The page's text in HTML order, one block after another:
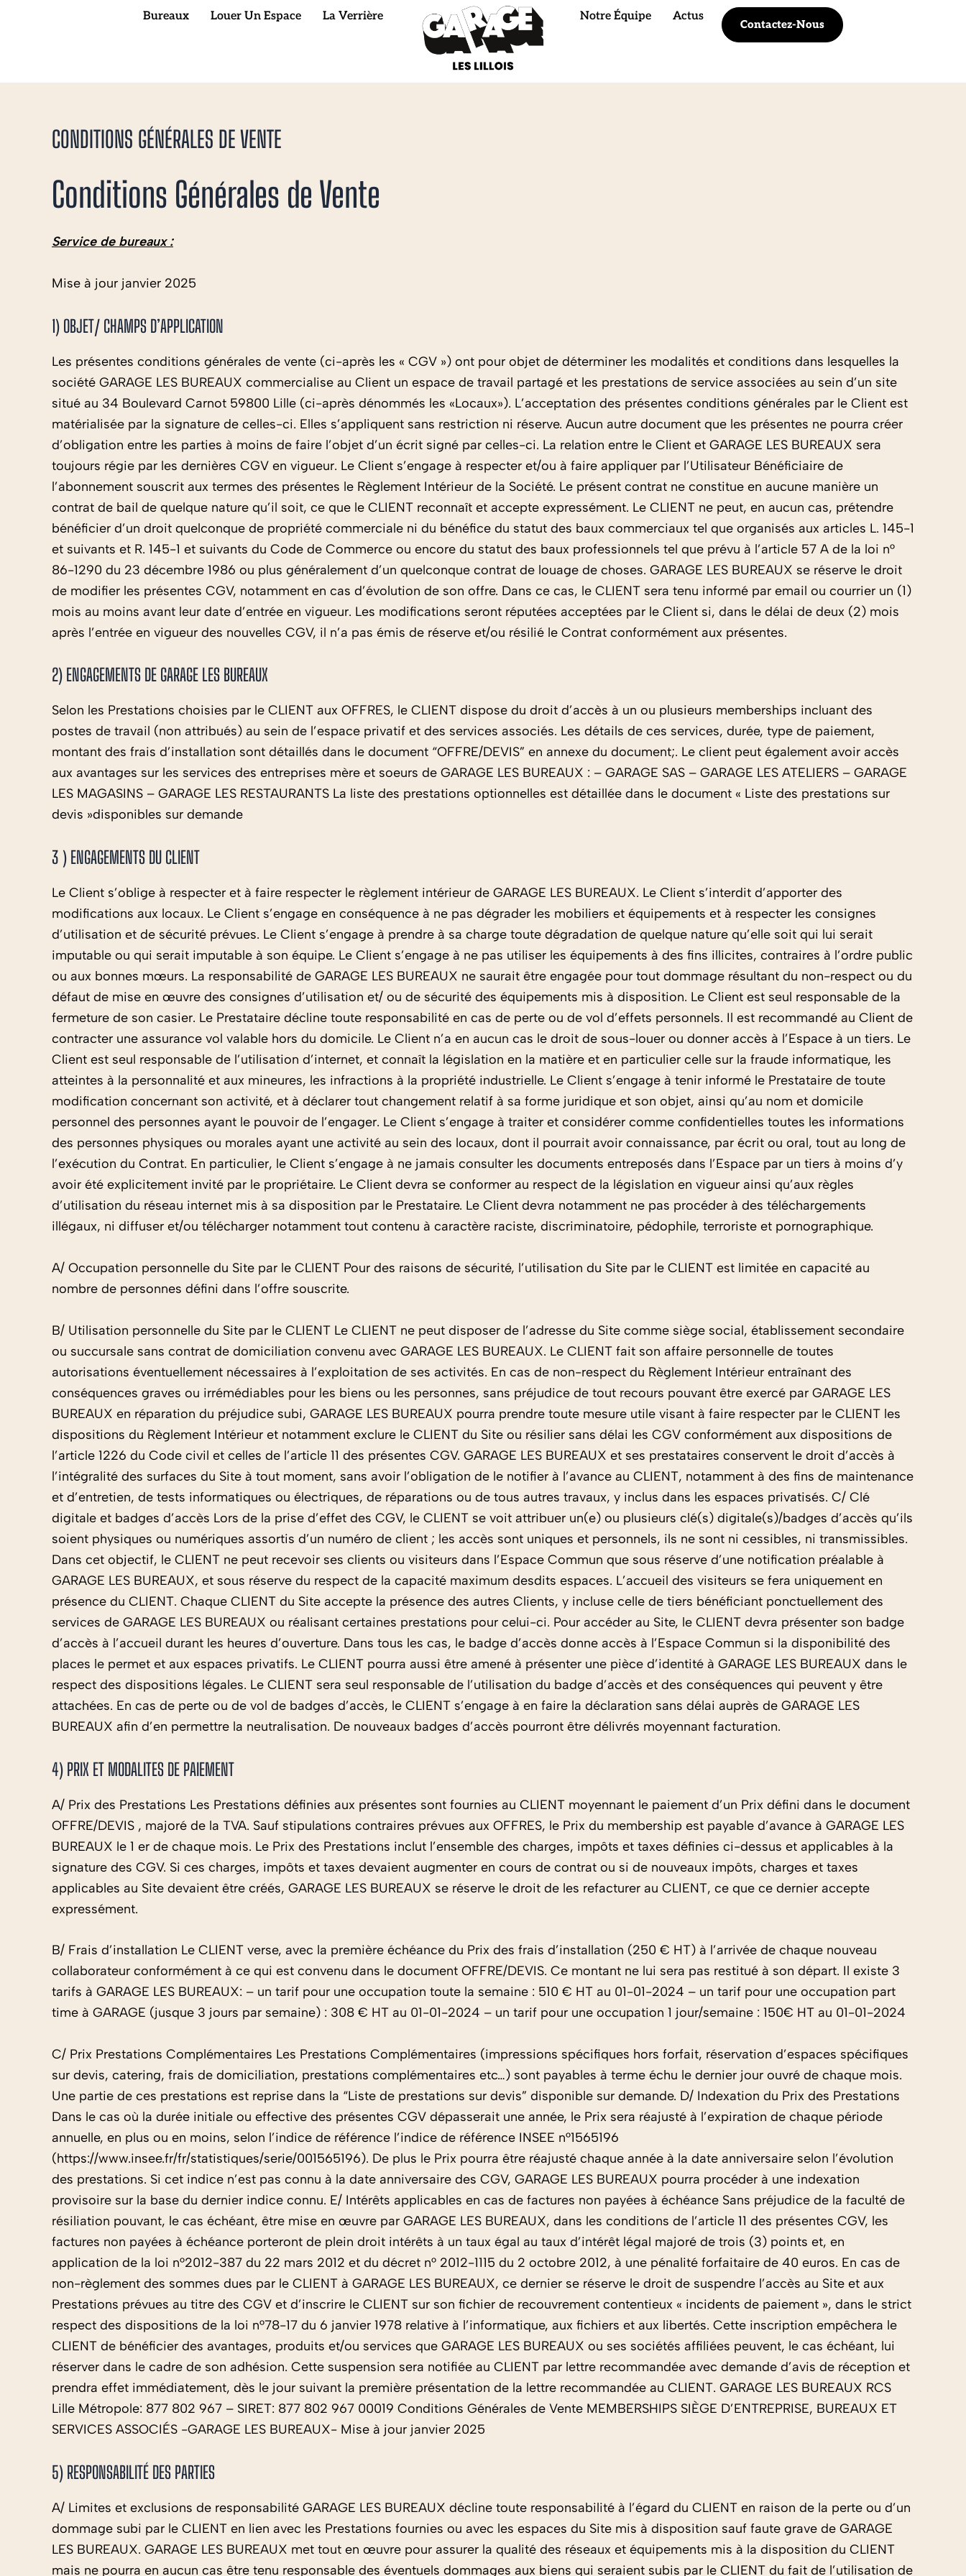
Bureaux Louer Un Espace La Verrière Notre Équipe Actus
Contactez-Nous
CONDITIONS GÉNÉRALES DE VENTE
Conditions Générales de Vente
Service de bureaux :
Mise à jour janvier 2025
1) OBJET/ CHAMPS D’APPLICATION
Les présentes conditions générales de vente (ci-après les « CGV ») ont pour objet de déterminer les modalités et conditions dans lesquelles la
société GARAGE LES BUREAUX commercialise au Client un espace de travail partagé et les prestations de service associées au sein d’un site
situé au 34 Boulevard Carnot 59800 Lille (ci-après dénommés les «Locaux»). L’acceptation des présentes conditions générales par le Client est
matérialisée par la signature de celles-ci. Elles s’appliquent sans restriction ni réserve. Aucun autre document que les présentes ne pourra créer
d’obligation entre les parties à moins de faire l’objet d’un écrit signé par celles-ci. La relation entre le Client et GARAGE LES BUREAUX sera
toujours régie par les dernières CGV en vigueur. Le Client s’engage à respecter et/ou à faire appliquer par l’Utilisateur Bénéficiaire de
l’abonnement souscrit aux termes des présentes le Règlement Intérieur de la Société. Le présent contrat ne constitue en aucune manière un
contrat de bail de quelque nature qu’il soit, ce que le CLIENT reconnaît et accepte expressément. Le CLIENT ne peut, en aucun cas, prétendre
bénéficier d’un droit quelconque de propriété commerciale ni du bénéfice du statut des baux commerciaux tel que organisés aux articles L. 145-1
et suivants et R. 145-1 et suivants du Code de Commerce ou encore du statut des baux professionnels tel que prévu à l’article 57 A de la loi n°
86-1290 du 23 décembre 1986 ou plus généralement d’un quelconque contrat de louage de choses. GARAGE LES BUREAUX se réserve le droit
de modifier les présentes CGV, notamment en cas d’évolution de son offre. Dans ce cas, le CLIENT sera tenu informé par email ou courrier un (1)
mois au moins avant leur date d’entrée en vigueur. Les modifications seront réputées acceptées par le Client si, dans le délai de deux (2) mois
après l’entrée en vigueur des nouvelles CGV, il n’a pas émis de réserve et/ou résilié le Contrat conformément aux présentes.
2) ENGAGEMENTS DE GARAGE LES BUREAUX
Selon les Prestations choisies par le CLIENT aux OFFRES, le CLIENT dispose du droit d’accès à un ou plusieurs memberships incluant des
postes de travail (non attribués) au sein de l’espace privatif et des services associés. Les détails de ces services, durée, type de paiement,
montant des frais d’installation sont détaillés dans le document “OFFRE/DEVIS” en annexe du document;. Le client peut également avoir accès
aux avantages sur les services des entreprises mère et soeurs de GARAGE LES BUREAUX : – GARAGE SAS – GARAGE LES ATELIERS – GARAGE
LES MAGASINS – GARAGE LES RESTAURANTS La liste des prestations optionnelles est détaillée dans le document « Liste des prestations sur
devis »disponibles sur demande
3 ) ENGAGEMENTS DU CLIENT
Le Client s’oblige à respecter et à faire respecter le règlement intérieur de GARAGE LES BUREAUX. Le Client s’interdit d’apporter des
modifications aux locaux. Le Client s’engage en conséquence à ne pas dégrader les mobiliers et équipements et à respecter les consignes
d’utilisation et de sécurité prévues. Le Client s’engage à prendre à sa charge toute dégradation de quelque nature qu’elle soit qui lui serait
imputable ou qui serait imputable à son équipe. Le Client s’engage à ne pas utiliser les équipements à des fins illicites, contraires à l’ordre public
ou aux bonnes mœurs. La responsabilité de GARAGE LES BUREAUX ne saurait être engagée pour tout dommage résultant du non-respect ou du
défaut de mise en œuvre des consignes d’utilisation et/ ou de sécurité des équipements mis à disposition. Le Client est seul responsable de la
fermeture de son casier. Le Prestataire décline toute responsabilité en cas de perte ou de vol d’effets personnels. Il est recommandé au Client de
contracter une assurance vol valable hors du domicile. Le Client n’a en aucun cas le droit de sous-louer ou donner accès à l’Espace à un tiers. Le
Client est seul responsable de l’utilisation d’internet, et connaît la législation en la matière et en particulier celle sur la fraude informatique, les
atteintes à la personnalité et aux mineures, les infractions à la propriété industrielle. Le Client s’engage à tenir informé le Prestataire de toute
modification concernant son activité, et à déclarer tout changement relatif à sa forme juridique et son objet, ainsi qu’au nom et domicile
personnel des personnes ayant le pouvoir de l’engager. Le Client s’engage à traiter et considérer comme confidentielles toutes les informations
des personnes physiques ou morales ayant une activité au sein des locaux, dont il pourrait avoir connaissance, par écrit ou oral, tout au long de
l’exécution du Contrat. En particulier, le Client s’engage à ne jamais consulter les documents entreposés dans l’Espace par un tiers à moins d’y
avoir été explicitement invité par le propriétaire. Le Client devra se conformer au respect de la législation en vigueur ainsi qu’aux règles
d’utilisation du réseau internet mis à sa disposition par le Prestataire. Le Client devra notamment ne pas procéder à des téléchargements
illégaux, ni diffuser et/ou télécharger notamment tout contenu à caractère raciste, discriminatoire, pédophile, terroriste et pornographique.
A/ Occupation personnelle du Site par le CLIENT Pour des raisons de sécurité, l’utilisation du Site par le CLIENT est limitée en capacité au
nombre de personnes défini dans l’offre souscrite.
B/ Utilisation personnelle du Site par le CLIENT Le CLIENT ne peut disposer de l’adresse du Site comme siège social, établissement secondaire
ou succursale sans contrat de domiciliation convenu avec GARAGE LES BUREAUX. Le CLIENT fait son affaire personnelle de toutes
autorisations éventuellement nécessaires à l’exploitation de ses activités. En cas de non-respect du Règlement Intérieur entraînant des
conséquences graves ou irrémédiables pour les biens ou les personnes, sans préjudice de tout recours pouvant être exercé par GARAGE LES
BUREAUX en réparation du préjudice subi, GARAGE LES BUREAUX pourra prendre toute mesure utile visant à faire respecter par le CLIENT les
dispositions du Règlement Intérieur et notamment exclure le CLIENT du Site ou résilier sans délai les CGV conformément aux dispositions de
l’article 1226 du Code civil et celles de l’article 11 des présentes CGV. GARAGE LES BUREAUX et ses prestataires conservent le droit d’accès à
l’intégralité des surfaces du Site à tout moment, sans avoir l’obligation de le notifier à l’avance au CLIENT, notamment à des fins de maintenance
et d’entretien, de tests informatiques ou électriques, de réparations ou de tous autres travaux, y inclus dans les espaces privatisés. C/ Clé
digitale et badges d’accès Lors de la prise d’effet des CGV, le CLIENT se voit attribuer un(e) ou plusieurs clé(s) digitale(s)/badges d’accès qu’ils
soient physiques ou numériques assortis d’un numéro de client ; les accès sont uniques et personnels, ils ne sont ni cessibles, ni transmissibles.
Dans cet objectif, le CLIENT ne peut recevoir ses clients ou visiteurs dans l’Espace Commun que sous réserve d’une notification préalable à
GARAGE LES BUREAUX, et sous réserve du respect de la capacité maximum desdits espaces. L’accueil des visiteurs se fera uniquement en
présence du CLIENT. Chaque CLIENT du Site accepte la présence des autres Clients, y incluse celle de tiers bénéficiant ponctuellement des
services de GARAGE LES BUREAUX ou réalisant certaines prestations pour celui-ci. Pour accéder au Site, le CLIENT devra présenter son badge
d’accès à l’accueil durant les heures d’ouverture. Dans tous les cas, le badge d’accès donne accès à l’Espace Commun si la disponibilité des
places le permet et aux espaces privatifs. Le CLIENT pourra aussi être amené à présenter une pièce d’identité à GARAGE LES BUREAUX dans le
respect des dispositions légales. Le CLIENT sera seul responsable de l’utilisation du badge d’accès et des conséquences qui peuvent y être
attachées. En cas de perte ou de vol de badges d’accès, le CLIENT s’engage à en faire la déclaration sans délai auprès de GARAGE LES
BUREAUX afin d’en permettre la neutralisation. De nouveaux badges d’accès pourront être délivrés moyennant facturation.
4) PRIX ET MODALITES DE PAIEMENT
A/ Prix des Prestations Les Prestations définies aux présentes sont fournies au CLIENT moyennant le paiement d’un Prix défini dans le document
OFFRE/DEVIS , majoré de la TVA. Sauf stipulations contraires prévues aux OFFRES, le Prix du membership est payable d’avance à GARAGE LES
BUREAUX le 1 er de chaque mois. Le Prix des Prestations inclut l’ensemble des charges, impôts et taxes définies ci-dessus et applicables à la
signature des CGV. Si ces charges, impôts et taxes devaient augmenter en cours de contrat ou si de nouveaux impôts, charges et taxes
applicables au Site devaient être créés, GARAGE LES BUREAUX se réserve le droit de les refacturer au CLIENT, ce que ce dernier accepte
expressément.
B/ Frais d’installation Le CLIENT verse, avec la première échéance du Prix des frais d’installation (250 € HT) à l’arrivée de chaque nouveau
collaborateur conformément à ce qui est convenu dans le document OFFRE/DEVIS. Ce montant ne lui sera pas restitué à son départ. Il existe 3
tarifs à GARAGE LES BUREAUX: – un tarif pour une occupation toute la semaine : 510 € HT au 01-01-2024 – un tarif pour une occupation part
time à GARAGE (jusque 3 jours par semaine) : 308 € HT au 01-01-2024 – un tarif pour une occupation 1 jour/semaine : 150€ HT au 01-01-2024
C/ Prix Prestations Complémentaires Les Prestations Complémentaires (impressions spécifiques hors forfait, réservation d’espaces spécifiques
sur devis, catering, frais de domiciliation, prestations complémentaires etc…) sont payables à terme échu le dernier jour ouvré de chaque mois.
Une partie de ces prestations est reprise dans la “Liste de prestations sur devis” disponible sur demande. D/ Indexation du Prix des Prestations
Dans le cas où la durée initiale ou effective des présentes CGV dépasserait une année, le Prix sera réajusté à l’expiration de chaque période
annuelle, en plus ou en moins, selon l’indice de référence l’indice de référence INSEE n°1565196
(https://www.insee.fr/fr/statistiques/serie/001565196). De plus le Prix pourra être réajusté chaque année à la date anniversaire selon l’évolution
des prestations. Si cet indice n’est pas connu à la date anniversaire des CGV, GARAGE LES BUREAUX pourra procéder à une indexation
provisoire sur la base du dernier indice connu. E/ Intérêts applicables en cas de factures non payées à échéance Sans préjudice de la faculté de
résiliation pouvant, le cas échéant, être mise en œuvre par GARAGE LES BUREAUX, dans les conditions de l’article 11 des présentes CGV, les
factures non payées à échéance porteront de plein droit intérêts à un taux égal au taux d’intérêt légal majoré de trois (3) points et, en
application de la loi n°2012-387 du 22 mars 2012 et du décret n° 2012-1115 du 2 octobre 2012, à une pénalité forfaitaire de 40 euros. En cas de
non-règlement des sommes dues par le CLIENT à GARAGE LES BUREAUX, ce dernier se réserve le droit de suspendre l’accès au Site et aux
Prestations prévues au titre des CGV et d’inscrire le CLIENT sur son fichier de recouvrement contentieux « incidents de paiement », dans le strict
respect des dispositions de la loi n°78-17 du 6 janvier 1978 relative à l’informatique, aux fichiers et aux libertés. Cette inscription empêchera le
CLIENT de bénéficier des avantages, produits et/ou services que GARAGE LES BUREAUX ou ses sociétés affiliées peuvent, le cas échéant, lui
réserver dans le cadre de son adhésion. Cette suspension sera notifiée au CLIENT par lettre recommandée avec demande d’avis de réception et
prendra effet immédiatement, dès le jour suivant la première présentation de la lettre recommandée au CLIENT. GARAGE LES BUREAUX RCS
Lille Métropole: 877 802 967 – SIRET: 877 802 967 00019 Conditions Générales de Vente MEMBERSHIPS SIÈGE D’ENTREPRISE, BUREAUX ET
SERVICES ASSOCIÉS -GARAGE LES BUREAUX- Mise à jour janvier 2025
5) RESPONSABILITÉ DES PARTIES
A/ Limites et exclusions de responsabilité GARAGE LES BUREAUX décline toute responsabilité à l’égard du CLIENT en raison de la perte ou d’un
dommage subi par le CLIENT en lien avec les Prestations fournies ou avec les espaces du Site mis à disposition sauf faute grave de GARAGE
LES BUREAUX. GARAGE LES BUREAUX met tout en œuvre pour assurer la qualité des réseaux et équipements mis à la disposition du CLIENT
mais ne pourra en aucun cas être tenu responsable des éventuels dommages aux biens qui seraient subis par le CLIENT du fait de l’utilisation de